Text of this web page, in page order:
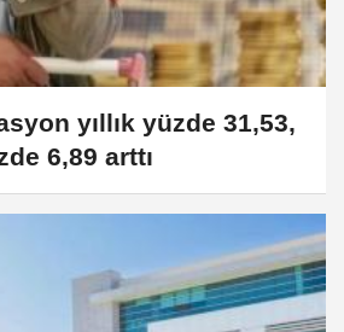
yıllık yüzde 31,53,
6,89 arttı